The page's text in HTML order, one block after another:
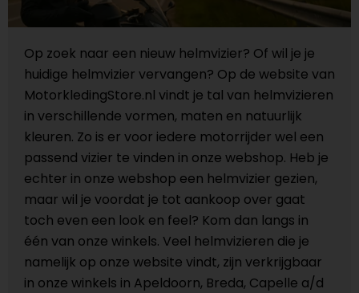
Op zoek naar een nieuw helmvizier? Of wil je je
huidige helmvizier vervangen? Op de website van
MotorkledingStore.nl vindt je tal van helmvizieren
in verschillende vormen, maten en natuurlijk
kleuren. Zo is er voor iedere motorrijder wel een
passend vizier te vinden in onze webshop. Heb je
echter in onze webshop een helmvizier gezien,
maar wil je voordat je tot aankoop over gaat
toch even een look en feel? Kom dan langs in
één van onze winkels. Veel helmvizieren die je
namelijk op onze website vindt, zijn verkrijgbaar
in onze winkels in Apeldoorn, Breda, Capelle a/d